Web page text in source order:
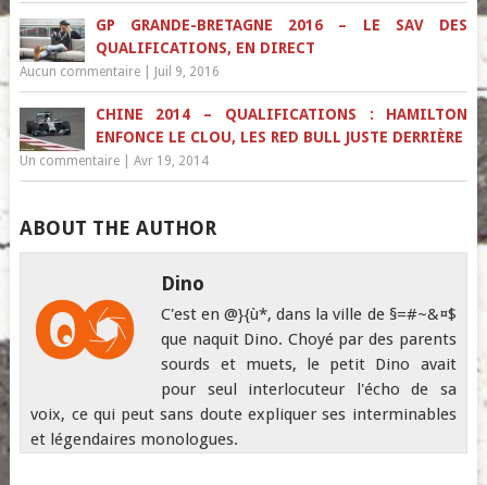
GP GRANDE-BRETAGNE 2016 – LE SAV DES
QUALIFICATIONS, EN DIRECT
Aucun commentaire| Juil 9, 2016
CHINE 2014 – QUALIFICATIONS : HAMILTON
ENFONCE LE CLOU, LES RED BULL JUSTE DERRIÈRE
Un commentaire| Avr 19, 2014
ABOUT THE AUTHOR
Dino
C'est en @}{ù*, dans la ville de §=#~&¤$
que naquit Dino. Choyé par des parents
sourds et muets, le petit Dino avait
pour seul interlocuteur l'écho de sa
voix, ce qui peut sans doute expliquer ses interminables
et légendaires monologues.